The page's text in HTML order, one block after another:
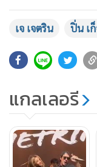
เจ เจตริน ปิ่น เ
แกลเลอรี